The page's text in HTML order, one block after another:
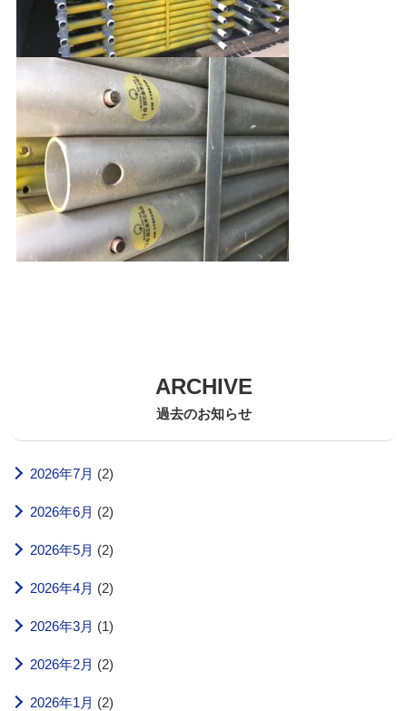
ARCHIVE
過去のお知らせ
2026年7月 (2)
2026年6月 (2)
2026年5月 (2)
2026年4月 (2)
2026年3月 (1)
2026年2月 (2)
2026年1月 (2)